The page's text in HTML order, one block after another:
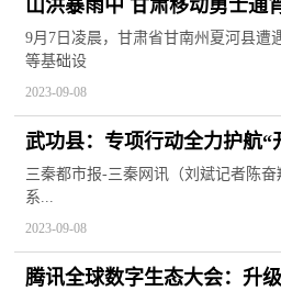
山洪暴雨中 甘肃移动勇士通
9月7日凌晨，甘肃省甘南州夏河县遭
等基础设
2023-09-08
武功县：专项行动全力护航“
三秦都市报-三秦网讯（刘斌记者陈
系...
2023-09-08
腾讯全球数字生态大会：升